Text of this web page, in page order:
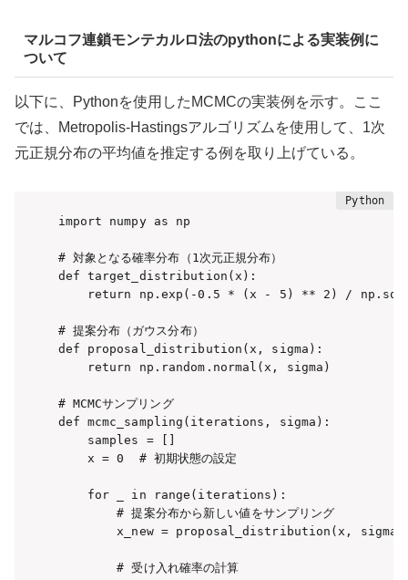
マルコフ連鎖モンテカルロ法のpythonによる実装例に
ついて
以下に、Pythonを使用したMCMCの実装例を示す。ここ
では、Metropolis-Hastingsアルゴリズムを使用して、1次
元正規分布の平均値を推定する例を取り上げている。
import numpy as np
# 対象となる確率分布（1次元正規分布）
def target_distribution(x):
return np.exp(-0.5 * (x - 5) ** 2) /
# 提案分布（ガウス分布）
def proposal_distribution(x, sigma):
    return np.random.normal(x, sigma)
# MCMCサンプリング
def mcmc_sampling(iterations, sigma):
    samples = []
    x = 0  # 初期状態の設定
    for _ in range(iterations):
        # 提案分布から新しい値をサンプリング
        x_new = proposal_distribution(x, sigma)
        # 受け入れ確率の計算